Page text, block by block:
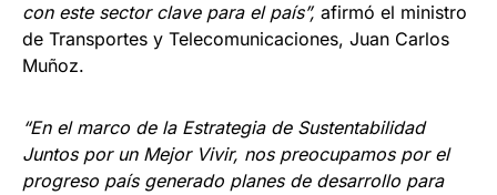
con este sector clave para el país”, afirmó el ministro
de Transportes y Telecomunicaciones, Juan Carlos
Muñoz.
“En el marco de la Estrategia de Sustentabilidad
Juntos por un Mejor Vivir, nos preocupamos por el
progreso país generado planes de desarrollo para